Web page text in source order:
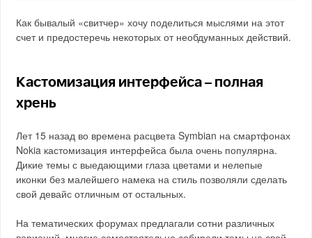
Как бывалый «свитчер» хочу поделиться мыслями на этот
счет и предостеречь некоторых от необдуманных действий.
Кастомизация интерфейса – полная
хрень
Лет 15 назад во времена расцвета Symbian на смартфонах
Nokia кастомизация интерфейса была очень популярна.
Дикие темы с выедающими глаза цветами и нелепые
иконки без малейшего намека на стиль позволяли сделать
свой девайс отличным от остальных.
На тематических форумах предлагали сотни различных